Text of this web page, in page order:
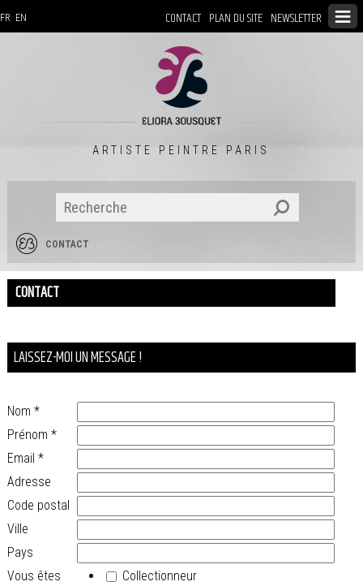
CONTACT PLAN DU SITE NEWSLETTER
FR EN
ARTISTE PEINTRE PARIS
CONTACT
CONTACT
LAISSEZ-MOI UN MESSAGE !
Nom *
Prénom *
Email *
Adresse
Code postal
Ville
Pays
Vous êtes
Collectionneur